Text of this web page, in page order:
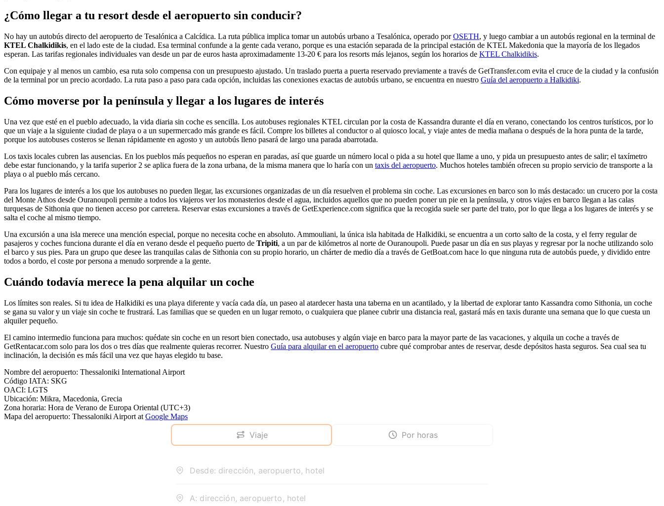
¿Cómo llegar a tu resort desde el aeropuerto sin conducir?
No hay un autobús directo del aeropuerto de Tesalónica a Calcídica. La ruta pública implica tomar un autobús urbano a Tesalónica, operado porOSETH, y luego cambiar a un autobús regional en la terminal de
KTEL Chalkidikis, en el lado este de la ciudad. Esa terminal confunde a la gente cada verano, porque es una estación separada de la principal estación de KTEL Makedonia que la mayoría de los llegados
esperan. Las tarifas regionales individuales van desde un par de euros hasta aproximadamente 13-20 € para los resorts más lejanos, según los horarios de KTEL Chalkidikis.
Con equipaje y al menos un cambio, esa ruta solo compensa con un presupuesto ajustado. Un traslado puerta a puerta reservado previamente a través de GetTransfer.com evita el cruce de la ciudad y la confusión
de la terminal por un precio acordado. La ruta paso a paso para cada opción, incluidas las conexiones exactas de autobús urbano, se encuentra en nuestro Guía del aeropuerto a Halkidiki.
Cómo moverse por la península y llegar a los lugares de interés
Una vez que esté en el pueblo adecuado, la vida diaria sin coche es sencilla. Los autobuses regionales KTEL circulan por la costa de Kassandra durante el día en verano, conectando los centros turísticos, por lo
que un viaje a la siguiente ciudad de playa o a un supermercado más grande es fácil. Compre los billetes al conductor o al quiosco local, y viaje antes de media mañana o después de la hora punta de la tarde,
porque los autobuses costeros se llenan rápidamente en agosto y un autobús lleno pasará de largo una parada abarrotada.
Los taxis locales cubren las ausencias. En los pueblos más pequeños no esperan en paradas, así que guarde un número local o pida a su hotel que llame a uno, y pida un presupuesto antes de salir; el taxímetro
debe estar funcionando, y la tarifa superior 2 se aplica fuera de la zona urbana, de la misma manera que lo haría con un taxis del aeropuerto. Muchos hoteles también ofrecen su propio servicio de transporte a la
playa o al pueblo más cercano.
Para los lugares de interés a los que los autobuses no pueden llegar, las excursiones organizadas de un día resuelven el problema sin coche. Las excursiones en barco son lo más destacado: un crucero por la costa
del Monte Athos desde Ouranoupoli permite a todos los viajeros ver los monasterios desde el agua, incluidos aquellos que no pueden poner un pie en la península, y otros viajes en barco llegan a las calas
turquesas de Sithonia que no tienen acceso por carretera. Reservar estas excursiones a través de GetExperience.com significa que la recogida suele ser parte del trato, por lo que llega a los lugares de interés y se
salta el coche al mismo tiempo.
Una excursión a una isla merece una mención especial, porque no necesita coche en absoluto. Ammouliani, la única isla habitada de Halkidiki, se encuentra a un corto salto de la costa, y el ferry regular de
pasajeros y coches funciona durante el día en verano desde el pequeño puerto de Tripiti, a un par de kilómetros al norte de Ouranoupoli. Puede pasar un día en sus playas y regresar por la noche utilizando solo
el barco y sus pies. Para un grupo que desee las tranquilas calas de Sithonia con su propio horario, un chárter de medio día a través de GetBoat.com hace lo que ninguna ruta de autobús puede, y dividido entre
todos a bordo, el coste por persona a menudo sorprende a la gente.
Cuándo todavía merece la pena alquilar un coche
Los límites son reales. Si tu idea de Halkidiki es una playa diferente y vacía cada día, un paseo al atardecer hasta una taberna en un acantilado, y la libertad de explorar tanto Kassandra como Sithonia, un coche
se gana su valor y un viaje sin coche te frustrará. Las familias que se queden en un lugar remoto, o cualquiera que planee cubrir una distancia real, gastará más en taxis durante una semana que lo que cuesta un
alquiler pequeño.
El camino intermedio funciona para muchos: quédate sin coche en un resort bien conectado, usa autobuses y algún viaje en barco para la mayor parte de las vacaciones, y alquila un coche a través de
GetRentacar.com solo para los dos o tres días que realmente quieras recorrer. Nuestro Guía para alquilar en el aeropuerto cubre qué comprobar antes de reservar, desde depósitos hasta seguros. Sea cual sea tu
inclinación, la decisión es más fácil una vez que hayas elegido tu base.
Nombre del aeropuerto: Thessaloniki International Airport
Código IATA: SKG
OACI: LGTS
Ubicación: Mikra, Macedonia, Grecia
Zona horaria: Hora de Verano de Europa Oriental (UTC+3)
Mapa del aeropuerto: Thessaloniki Airport at Google Maps